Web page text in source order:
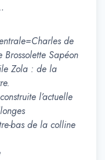
de
Sapéon
Zola : de la
l’actuelle
bas de la colline